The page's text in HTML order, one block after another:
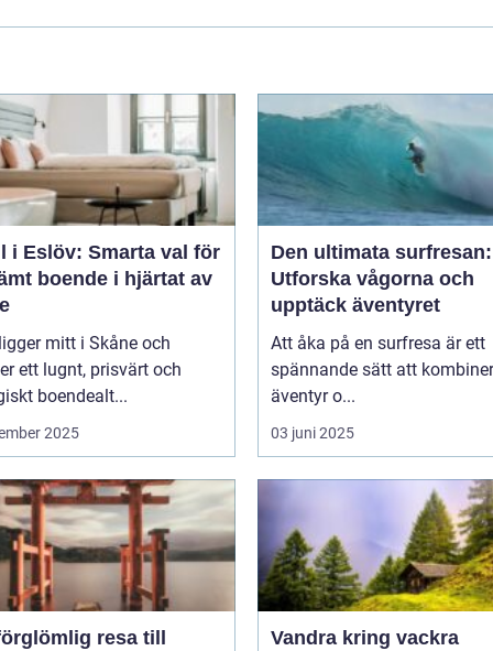
i Eslöv: Smarta val för
boende i hjärtat av
mitt i Skåne och
ett lugnt, prisvärt och
boendealt...
2025
Den ultimata surfresan:
Utforska vågorna och
upptäck äventyret
Att åka på en surfresa är ett
spännande sätt att
äventyr o...
03 juni 2025
resa till
Vandra kring vackra